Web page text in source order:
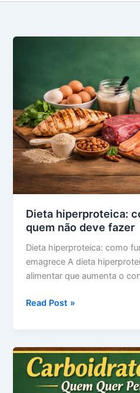
Dieta hiperproteica:
quem não deve fazer
Dieta hiperproteica: como
emagrece A dieta
alimentar que aumenta o
Dieta
funciona
e
quem
não
Read Post »